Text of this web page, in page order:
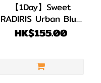
【1Day】Sweet
RADIRIS Urban Blue
日抛｜1盒10片
HK$155.00